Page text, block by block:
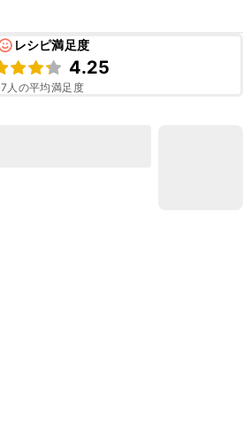
レシピ満足度
4.25
7 人の平均満足度